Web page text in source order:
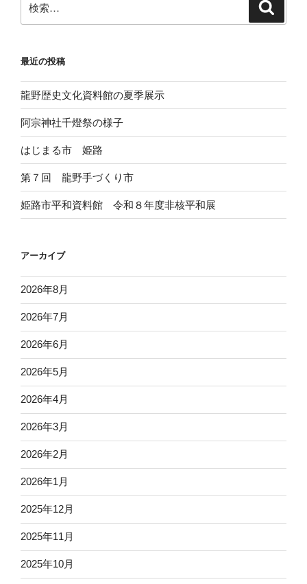
索:
最近の投稿
龍野歴史文化資料館の夏季展示
阿宗神社千燈祭の様子
はじまる市 姫路
第７回 龍野手づくり市
姫路市平和資料館 令和８年度非核平和展
アーカイブ
2026年8月
2026年7月
2026年6月
2026年5月
2026年4月
2026年3月
2026年2月
2026年1月
2025年12月
2025年11月
2025年10月